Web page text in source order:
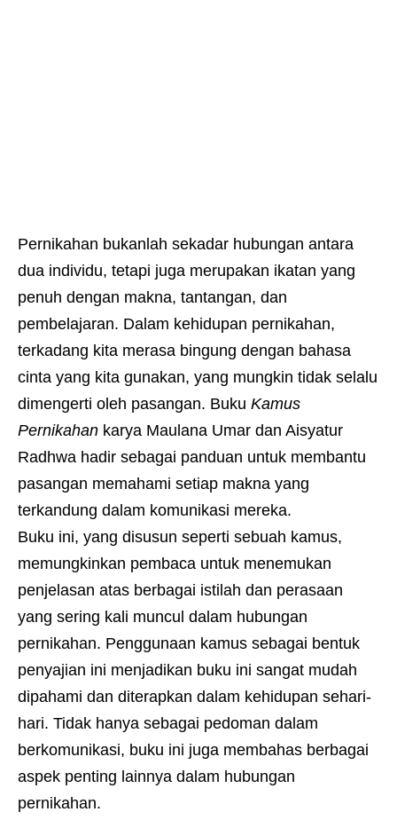
Pernikahan bukanlah sekadar hubungan antara
dua individu, tetapi juga merupakan ikatan yang
penuh dengan makna, tantangan, dan
pembelajaran. Dalam kehidupan pernikahan,
terkadang kita merasa bingung dengan bahasa
cinta yang kita gunakan, yang mungkin tidak selalu
dimengerti oleh pasangan. Buku Kamus
Pernikahan karya Maulana Umar dan Aisyatur
Radhwa hadir sebagai panduan untuk membantu
pasangan memahami setiap makna yang
terkandung dalam komunikasi mereka.
Buku ini, yang disusun seperti sebuah kamus,
memungkinkan pembaca untuk menemukan
penjelasan atas berbagai istilah dan perasaan
yang sering kali muncul dalam hubungan
pernikahan. Penggunaan kamus sebagai bentuk
penyajian ini menjadikan buku ini sangat mudah
dipahami dan diterapkan dalam kehidupan sehari-
hari. Tidak hanya sebagai pedoman dalam
berkomunikasi, buku ini juga membahas berbagai
aspek penting lainnya dalam hubungan
pernikahan.